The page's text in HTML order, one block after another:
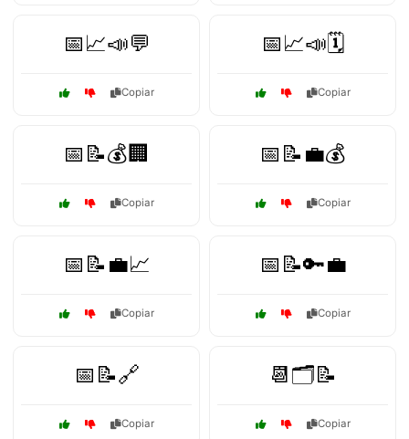
📅📈📣💬
Copiar
📅📈📣🗓️
Copiar
📅📝💰🏢
Copiar
📅📝💼💰
Copiar
📅📝💼📈
Copiar
📅📝🔑💼
Copiar
📅📝🔗
Copiar
📆🗂️📝
Copiar